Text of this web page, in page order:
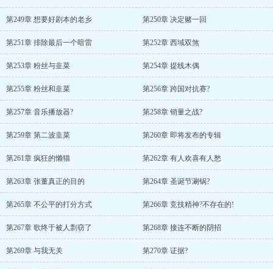
第249章 想要好剧本的老乡 第250章 决定赌一回
第251章 排除最后一个暗雷 第252章 西域双煞
第253章 粉丝与韭菜 第254章 提线木偶
第255章 粉丝和韭菜 第256章 跨国对抗赛?
第257章 音乐播放器? 第258章 销量之战?
第259章 第二波韭菜 第260章 即将发布的专辑
第261章 疯狂的懒猫 第262章 有人欢喜有人愁
第263章 张董真正的目的 第264章 圣诞节涮锅?
第265章 不公平的打分方式 第266章 竞技精神?不存在的!
第267章 歌终于被人剽窃了 第268章 接连不断的阴招
第269章 与我无关 第270章 证据?